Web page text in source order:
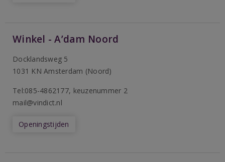
Winkel - A’dam Noord
Docklandsweg 5
1031 KN Amsterdam (Noord)
Tel:085-4862177, keuzenummer 2
mail@vindict.nl
Openingstijden